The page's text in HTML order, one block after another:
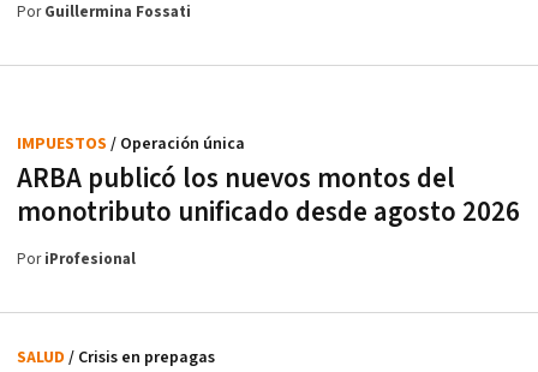
PorGuillermina Fossati
ARBA publicó los nuevos montos del
monotributo unificado desde agosto 2026
IMPUESTOS / Operación única
PoriProfesional
SALUD / Crisis en prepagas